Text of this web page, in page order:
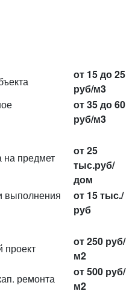
от 15 до 25
руб/м3
от 35 до 60
руб/м3
предмет
от 25
тыс.руб/
дом
выполнения
от 15 тыс./
руб
проект
от 250 руб/
м2
ремонта
от 500 руб/
м2